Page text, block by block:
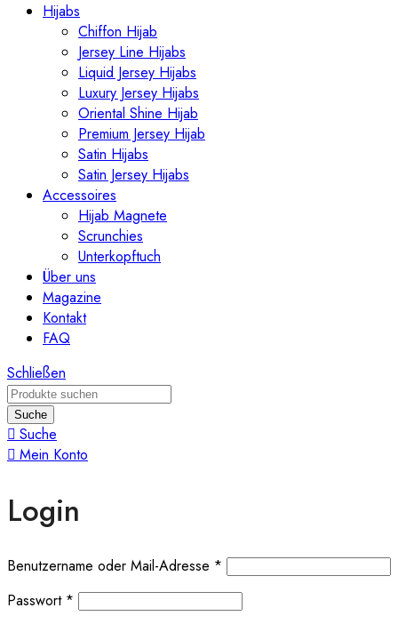
Hijabs
Chiffon Hijab
Jersey Line Hijabs
Liquid Jersey Hijabs
Luxury Jersey Hijabs
Oriental Shine Hijab
Premium Jersey Hijab
Satin Hijabs
Satin Jersey Hijabs
Accessoires
Hijab Magnete
Scrunchies
Unterkopftuch
Über uns
Magazine
Kontakt
FAQ
Schließen
Suche
Suche
Mein Konto
Login
Benutzername oder Mail-Adresse *
Passwort *